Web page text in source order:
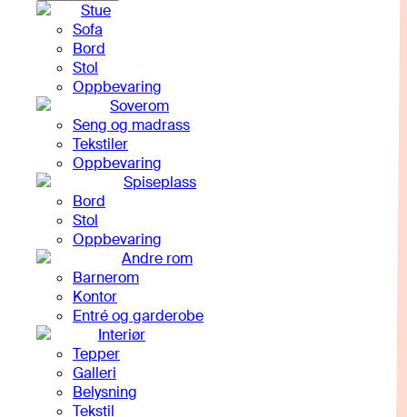
Stue
Sofa
Bord
Stol
Oppbevaring
Soverom
Seng og madrass
Tekstiler
Oppbevaring
Spiseplass
Bord
Stol
Oppbevaring
Andre rom
Barnerom
Kontor
Entré og garderobe
Interiør
Tepper
Galleri
Belysning
Tekstil